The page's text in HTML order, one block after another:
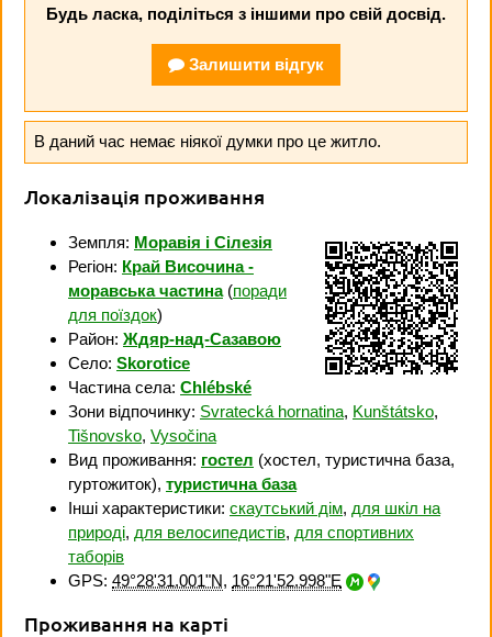
Будь ласка, поділіться з іншими про свій досвід.
Залишити відгук
В даний час немає ніякої думки про це житло.
Локалізація проживання
Земпля: Моравія і Сілезія
Регіон: Край Височина -
моравська частина(поради
для поїздок)
Район: Ждяр-над-Сазавою
Село: Skorotice
Частина села: Chlébské
Зони відпочинку: Svratecká hornatina, Kunštátsko,
Tišnovsko, Vysočina
Вид проживання: гостел (хостел, туристична база,
гуртожиток), туристична база
Інші характеристики: скаутський дім, для шкіл на
природі, для велосипедистів, для спортивних
таборів
GPS: 49°28'31.001"N, 16°21'52.998"E
Проживання на карті